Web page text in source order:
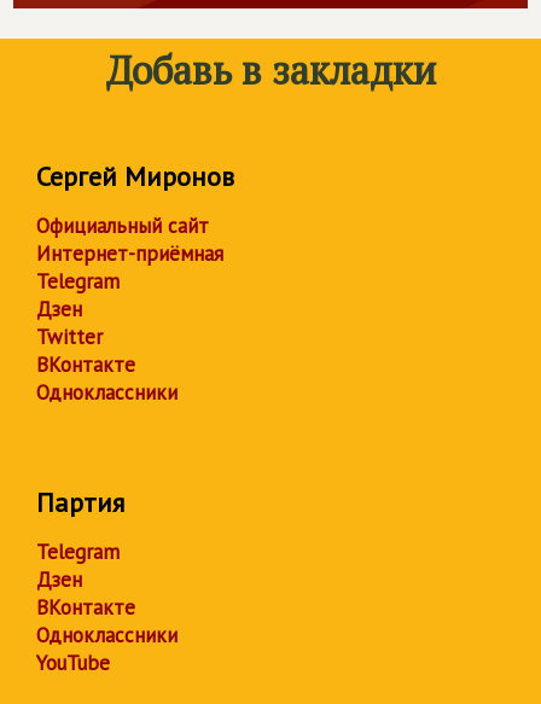
Добавь в закладки
Сергей Миронов
Официальный сайт
Интернет-приёмная
Telegram
Дзен
Twitter
ВКонтакте
Одноклассники
Партия
Telegram
Дзен
ВКонтакте
Одноклассники
YouTube